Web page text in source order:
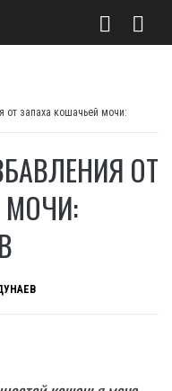
ОТ
МОЧИ: